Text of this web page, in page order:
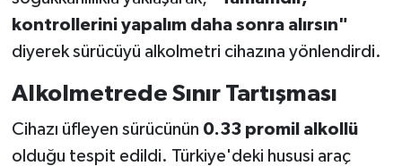
kontrollerini yapalım daha sonra alırsın"
diyerek sürücüyü alkolmetri cihazına yönlendirdi.
Alkolmetrede Sınır Tartışması
Cihazı üfleyen sürücünün 0.33 promil alkollü
olduğu tespit edildi. Türkiye'deki hususi araç